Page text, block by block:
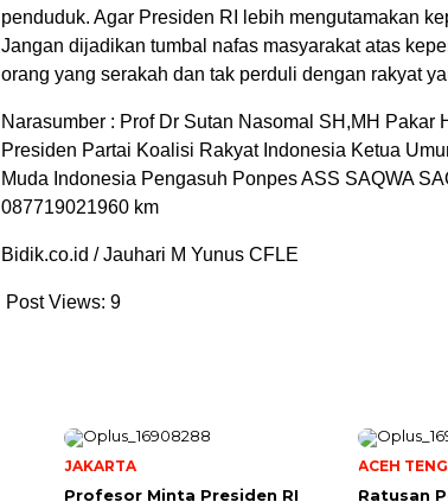
penduduk. Agar Presiden RI lebih mengutamakan
Jangan dijadikan tumbal nafas masyarakat atas
orang yang serakah dan tak perduli dengan rakyat
Narasumber : Prof Dr Sutan Nasomal SH,MH Pakar
Presiden Partai Koalisi Rakyat Indonesia Ketua
Muda Indonesia Pengasuh Ponpes ASS SAQWA
087719021960 km
Bidik.co.id / Jauhari M Yunus CFLE
Post Views: 9
JAKARTA
Profesor Minta Presiden RI
ACEH
Ratusan